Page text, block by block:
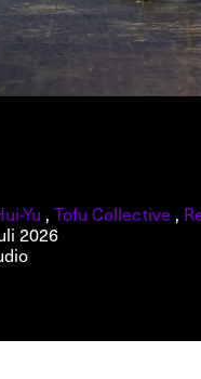
Yu ,Tofu Collective ,
2026